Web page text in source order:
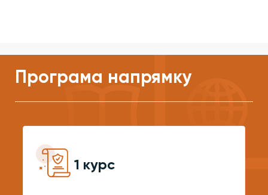
Програма напрямку
1 курс